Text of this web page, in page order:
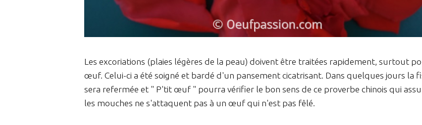
Les excoriations (plaies légères de la peau) doivent être traitées rapidement, surtout
œuf. Celui-ci a été soigné et bardé d'un pansement cicatrisant. Dans quelques jours la
sera refermée et " P'tit œuf " pourra vérifier le bon sens de ce proverbe chinois qui
les mouches ne s'attaquent pas à un œuf qui n'est pas fêlé.